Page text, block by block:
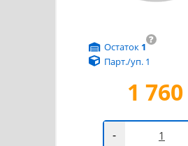
1 760
?
Остаток 1
Парт./уп. 1
-